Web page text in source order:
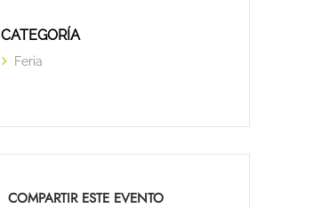
CATEGORÍA
Feria
COMPARTIR ESTE EVENTO